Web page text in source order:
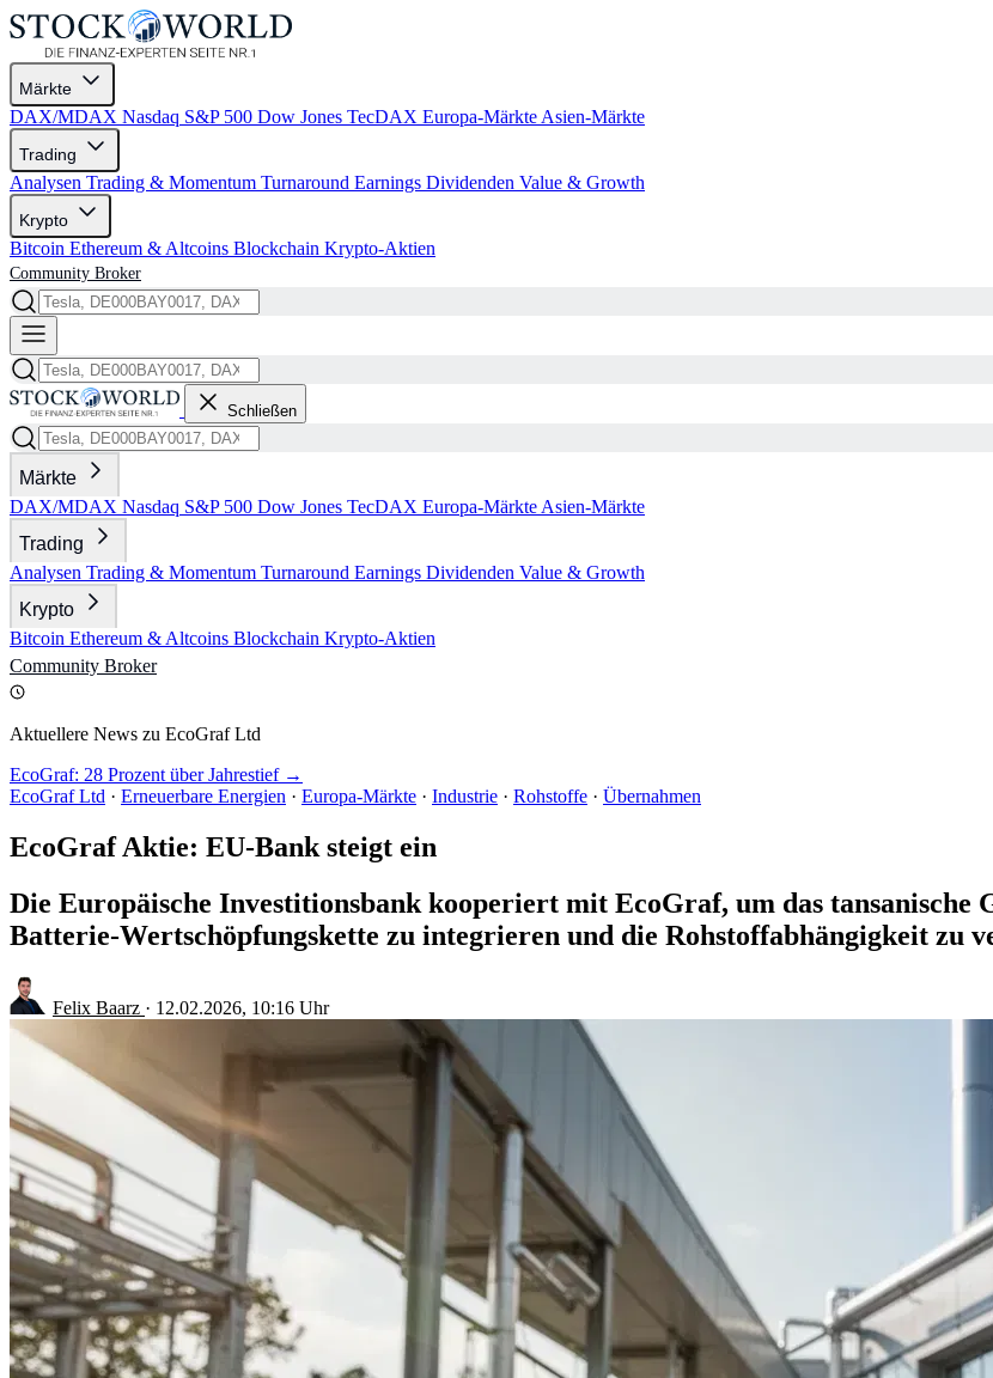
Märkte
DAX/MDAX Nasdaq S&P 500 Dow Jones TecDAX Europa-Märkte Asien-Märkte
Trading
Analysen Trading & Momentum Turnaround Earnings Dividenden Value & Growth
Krypto
Bitcoin Ethereum & Altcoins Blockchain Krypto-Aktien
Community Broker
Schließen
Märkte
DAX/MDAX Nasdaq S&P 500 Dow Jones TecDAX Europa-Märkte Asien-Märkte
Trading
Analysen Trading & Momentum Turnaround Earnings Dividenden Value & Growth
Krypto
Bitcoin Ethereum & Altcoins Blockchain Krypto-Aktien
Community Broker
Aktuellere News zu EcoGraf Ltd
EcoGraf: 28 Prozent über Jahrestief →
EcoGraf Ltd · Erneuerbare Energien · Europa-Märkte · Industrie · Rohstoffe · Übernahmen
EcoGraf Aktie: EU-Bank steigt ein
Die Europäische Investitionsbank kooperiert mit EcoGraf, um das
Batterie-Wertschöpfungskette zu integrieren und die Rohstoffabhängigkeit zu
Felix Baarz · 12.02.2026, 10:16 Uhr